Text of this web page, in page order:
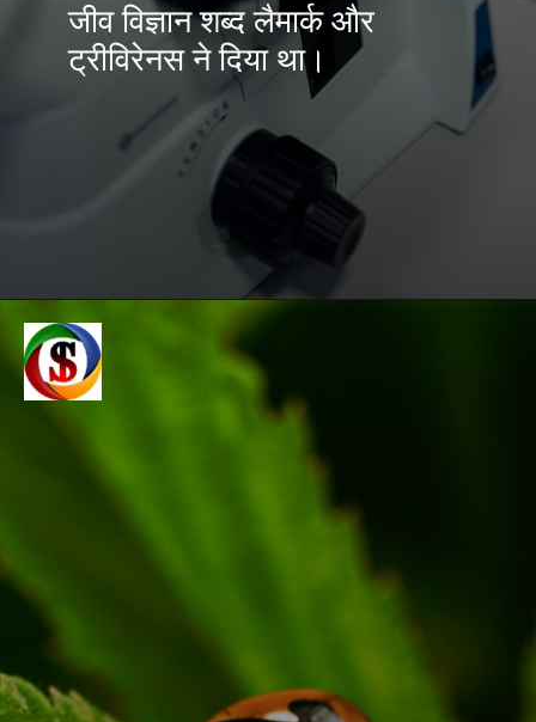
जीव विज्ञान शब्द लैमार्क और
ट्रीविरेनसने दिया था।
Opening